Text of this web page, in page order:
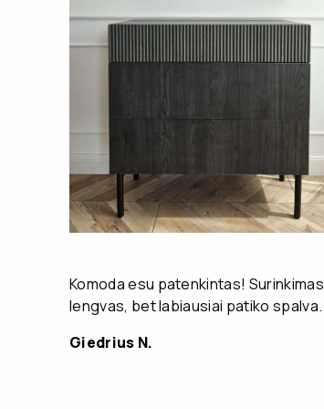
Komoda esu patenkintas! Surinkimas
lengvas, bet labiausiai patiko spalva.
Giedrius N.